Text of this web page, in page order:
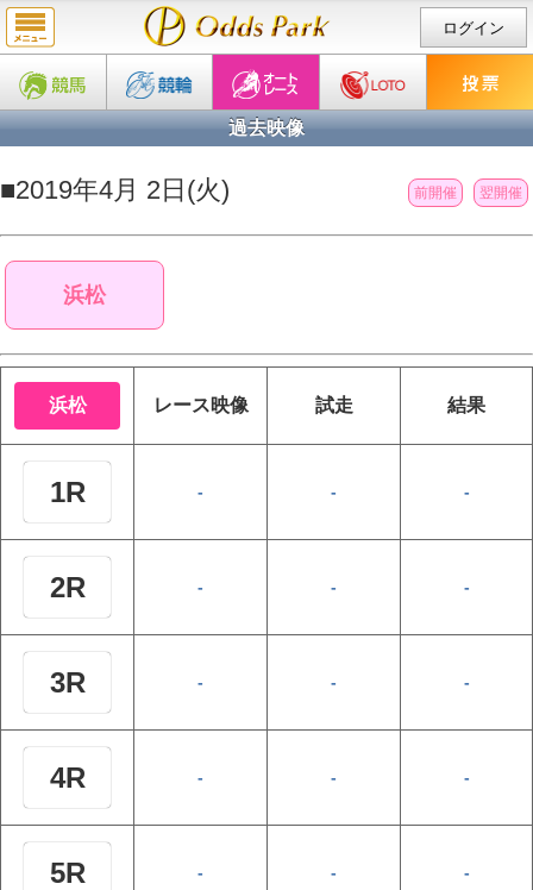
ログイン
過去映像
■2019年4月 2日(火) 前開催 翌開催
浜松
浜松 レース映像 試走 結果
1R - - -
2R - - -
3R - - -
4R - - -
5R - - -